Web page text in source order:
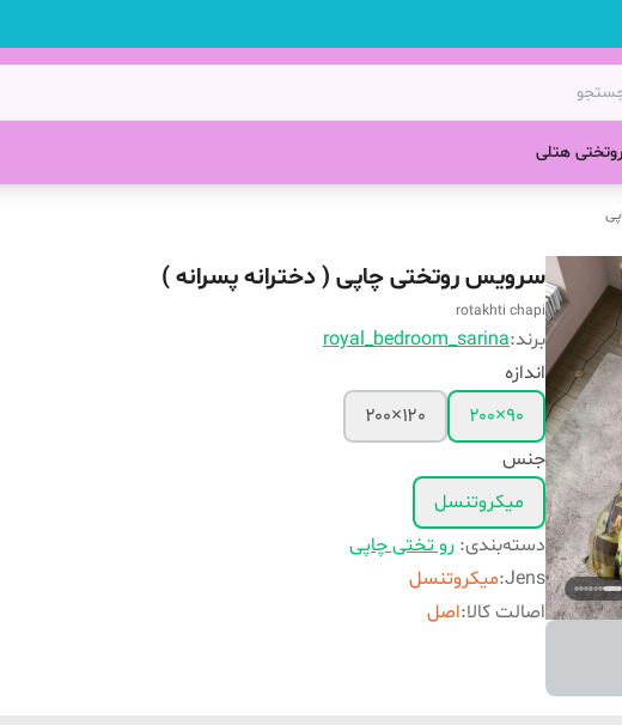
روتختی هتلی
سرویس روتختی چاپی ( دخترانه پسرانه )
rotakhti chapi
برند:royal_bedroom_sarina
اندازه
۹۰×۲۰۰
۱۲۰×۲۰۰
جنس
میکروتنسل
دسته‌بندی: رو تختی چاپی
Jens
:میکروتنسل
اصالت کالا:اصل